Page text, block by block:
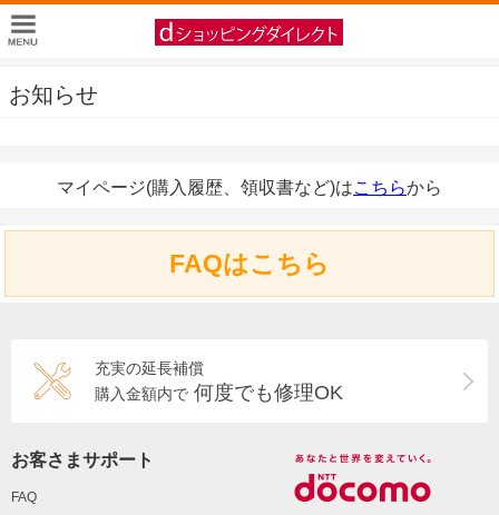
お知らせ
マイページ(購入履歴、領収書など)はこちらから
FAQはこちら
充実の延長補償
購入金額内で 何度でも修理OK
お客さまサポート
FAQ